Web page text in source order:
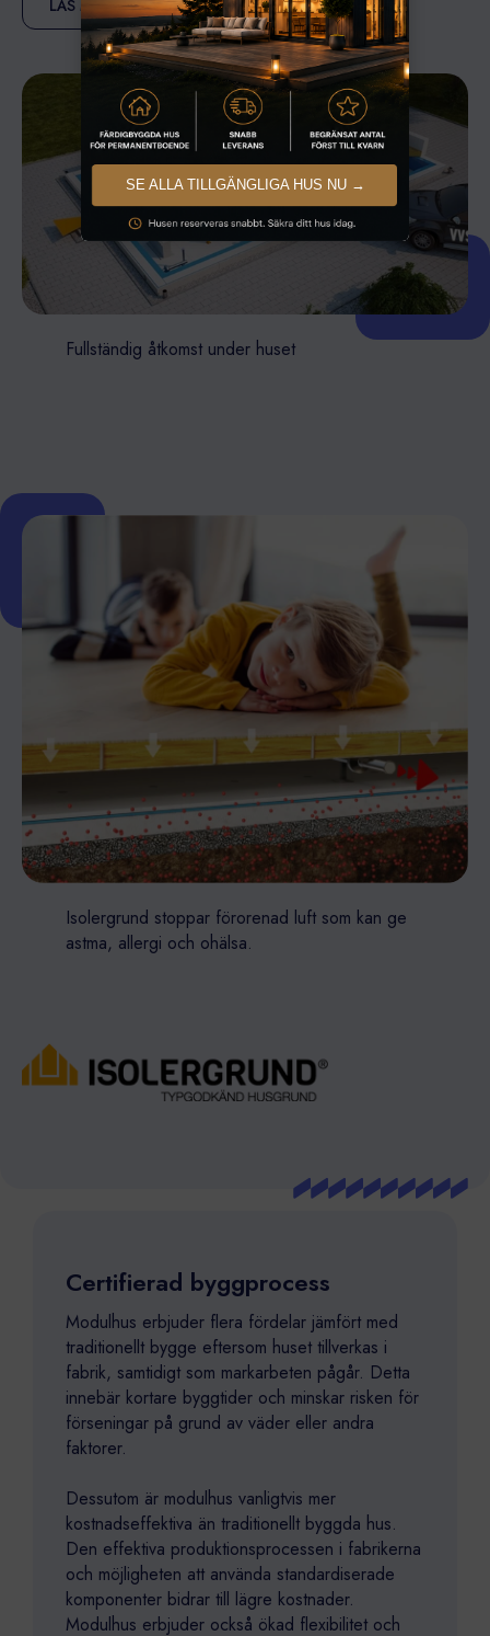
LÄS MER
Fullständig åtkomst under huset
Isolergrund stoppar förorenad luft som kan ge
astma, allergi och ohälsa.
Certifierad byggprocess
Modulhus erbjuder flera fördelar jämfört med
traditionellt bygge eftersom huset tillverkas i
fabrik, samtidigt som markarbeten pågår. Detta
innebär kortare byggtider och minskar risken för
förseningar på grund av väder eller andra
faktorer.
Dessutom är modulhus vanligtvis mer
kostnadseffektiva än traditionellt byggda hus.
Den effektiva produktionsprocessen i fabrikerna
och möjligheten att använda standardiserade
komponenter bidrar till lägre kostnader.
Modulhus erbjuder också ökad flexibilitet och
SE ALLA TILLGÄNGLIGA HUS NU →